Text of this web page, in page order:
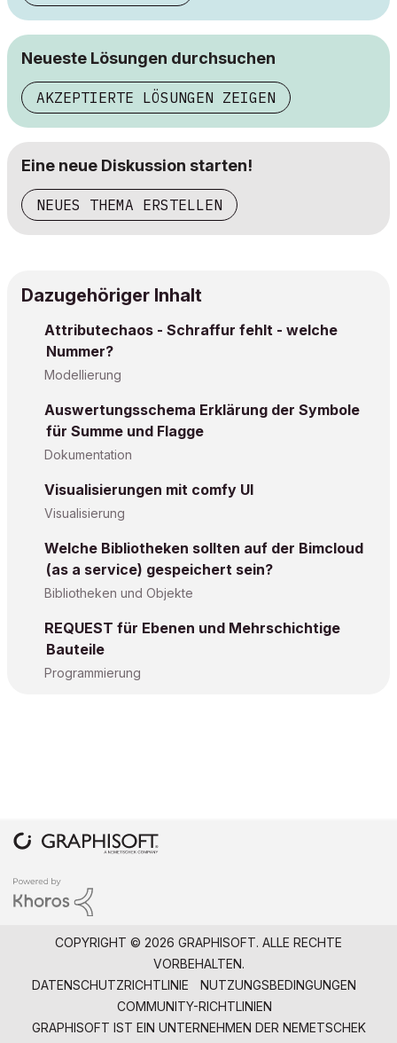
Neueste Lösungen durchsuchen
AKZEPTIERTE LÖSUNGEN ZEIGEN
Eine neue Diskussion starten!
NEUES THEMA ERSTELLEN
Dazugehöriger Inhalt
Attributechaos - Schraffur fehlt - welche
Nummer?
Modellierung
Auswertungsschema Erklärung der Symbole
für Summe und Flagge
Dokumentation
Visualisierungen mit comfy UI
Visualisierung
Welche Bibliotheken sollten auf der Bimcloud
(as a service) gespeichert sein?
Bibliotheken und Objekte
REQUEST für Ebenen und Mehrschichtige
Bauteile
Programmierung
COPYRIGHT © 2026 GRAPHISOFT. ALLE RECHTE
VORBEHALTEN.
DATENSCHUTZRICHTLINIE
NUTZUNGSBEDINGUNGEN
COMMUNITY-RICHTLINIEN
GRAPHISOFT IST EIN UNTERNEHMEN DER NEMETSCHEK